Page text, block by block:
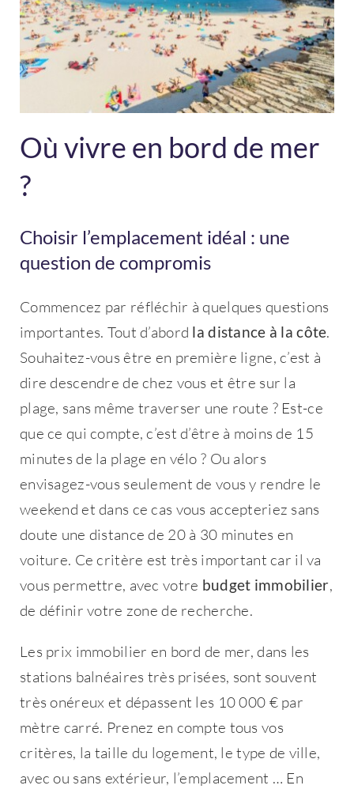
Où vivre en bord de mer
?
Choisir l’emplacement idéal : une
question de compromis
Commencez par réfléchir à quelques questions
importantes. Tout d’abord la distance à la côte.
Souhaitez-vous être en première ligne, c’est à
dire descendre de chez vous et être sur la
plage, sans même traverser une route ? Est-ce
que ce qui compte, c’est d’être à moins de 15
minutes de la plage en vélo ? Ou alors
envisagez-vous seulement de vous y rendre le
weekend et dans ce cas vous accepteriez sans
doute une distance de 20 à 30 minutes en
voiture. Ce critère est très important car il va
vous permettre, avec votre budget immobilier,
de définir votre zone de recherche.
Les prix immobilier en bord de mer, dans les
stations balnéaires très prisées, sont souvent
très onéreux et dépassent les 10 000 € par
mètre carré. Prenez en compte tous vos
critères, la taille du logement, le type de ville,
avec ou sans extérieur, l’emplacement … En